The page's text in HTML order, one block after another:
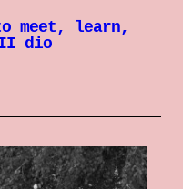
meet, learn,
II dio